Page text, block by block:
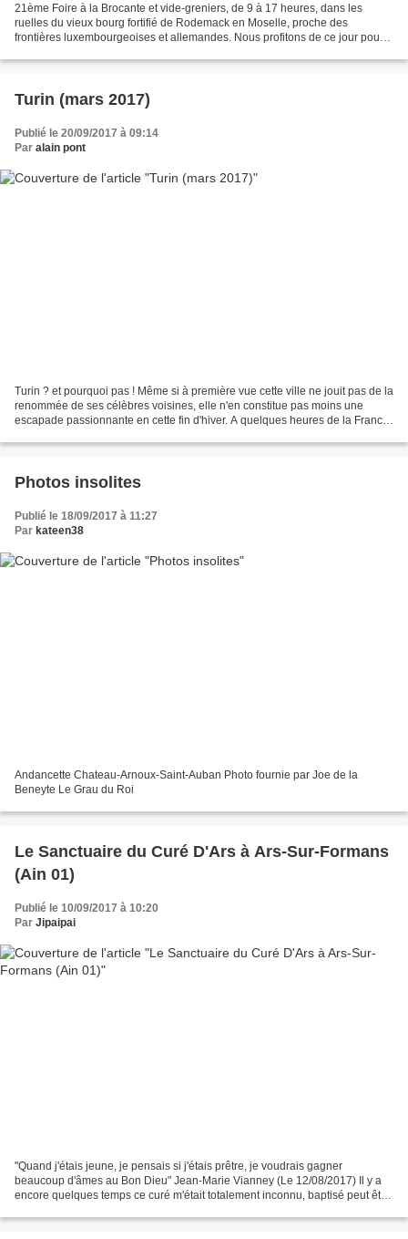
21ème Foire à la Brocante et vide-greniers, de 9 à 17 heures, dans les
ruelles du vieux bourg fortifié de Rodemack en Moselle, proche des
frontières luxembourgeoises et allemandes. Nous profitons de ce jour pour
Turin (mars 2017)
Publié le 20/09/2017 à 09:14
Par alain pont
Turin ? et pourquoi pas ! Même si à première vue cette ville ne jouit pas de la
renommée de ses célèbres voisines, elle n'en constitue pas moins une
escapade passionnante en cette fin d'hiver. A quelques heures de la France
Photos insolites
Publié le 18/09/2017 à 11:27
Par kateen38
Andancette Chateau-Arnoux-Saint-Auban Photo fournie par Joe de la
Beneyte Le Grau du Roi
Le Sanctuaire du Curé D'Ars à Ars-Sur-Formans
(Ain 01)
Publié le 10/09/2017 à 10:20
Par Jipaipai
"Quand j'étais jeune, je pensais si j'étais prêtre, je voudrais gagner
beaucoup d'âmes au Bon Dieu" Jean-Marie Vianney (Le 12/08/2017) Il y a
encore quelques temps ce curé m'était totalement inconnu, baptisé peut être